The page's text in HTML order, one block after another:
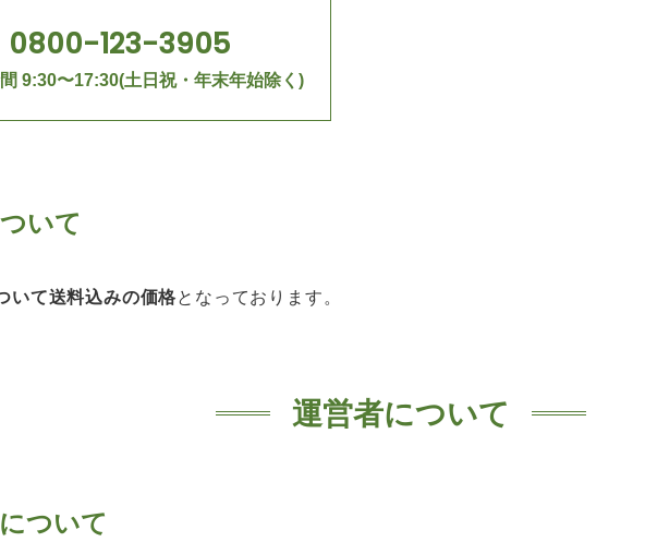
0800-123-3905
9:30〜17:30(土日祝・年末年始除く)
いて
いて送料込みの価格となっております。
運営者について
ついて